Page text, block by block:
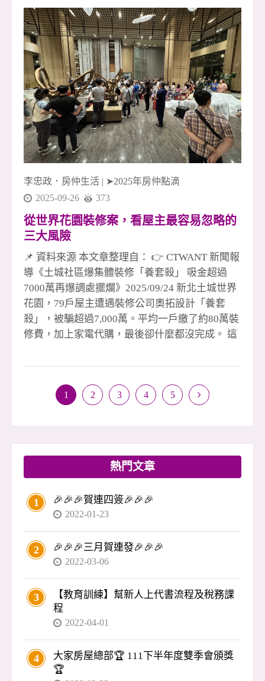
謝客戶的支持與信任，也感謝所有協助我們的團
隊與專業夥伴，讓每一筆成交都能夠順利完成。
🙌 展望第四季，我們將持續挑戰、持續衝刺，迎
向更高的里程碑。團隊的力量無限大，正因為彼
此合作、互相扶持，我們才能在每一次挑戰中更
堅強。 📣 安信冠軍團隊持續熱血招募中！ 如果
你渴望舞台、渴望成績、渴望突破自己，這裡就
是你的最佳選擇。下一個高峰，等著我們一起去
創造！🚀 ☎️ 預約面試｜0933-739959 李店
李忠政．房仲生活 | ➤2025年房仲點滴
2025-09-26
373
從世界花園裝修案，看屋主最容易忽略的
三大風險
📌 資料來源 本文章整理自： 👉 CTWANT 新聞報
導《土城社區爆集體裝修「養套殺」 吸金超過
7000萬再爆調處擺爛》2025/09/24 新北土城世界
花園，79戶屋主遭遇裝修公司奧拓設計「養套
殺」，被騙超過7,000萬。平均一戶繳了約80萬裝
修費，加上家電代購，最後卻什麼都沒完成。 這
惠、送驗屋、電器大盤價，甚至加碼送火險，看
主，因為房貸壓力大，想省錢，反而被「利多」
者對裝修契約與付款方式不熟悉，還以為「3、
3、3、1」付款（訂金、開工、叫料、尾款）是慣
例，殊不知風險極高：錢進了對方口袋，工程卻
隨時可能停擺。 🔑 忠政提醒： 👉 裝修應依「階
搭配銀行信託，驗收後才撥款，避免資金被挪
用。 買房不是結束，而是另一個開始。裝修、驗
收、入住，每一步都涉及錢與自身權益，沒有專
業把關，很容易出問題。 買房應該是喜事，不該
變成惡夢。 我是李忠政，如果你在交屋或裝修遇
到疑慮
1 2 3 4 5
熱門文章
1 🎉🎉🎉賀連四簽🎉🎉🎉
2022-01-23
2 🎉🎉🎉三月賀連發🎉🎉🎉
2022-03-06
3
【教育訓練】幫新人上代書流程及稅務課
程
2022-04-01
4
大家房屋總部🏆 111下半年度雙季會頒獎
🏆